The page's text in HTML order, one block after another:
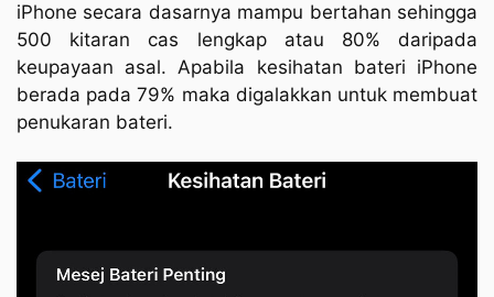
iPhone secara dasarnya mampu bertahan sehingga
500 kitaran cas lengkap atau 80% daripada
keupayaan asal. Apabila kesihatan bateri iPhone
berada pada 79% maka digalakkan untuk membuat
penukaran bateri.